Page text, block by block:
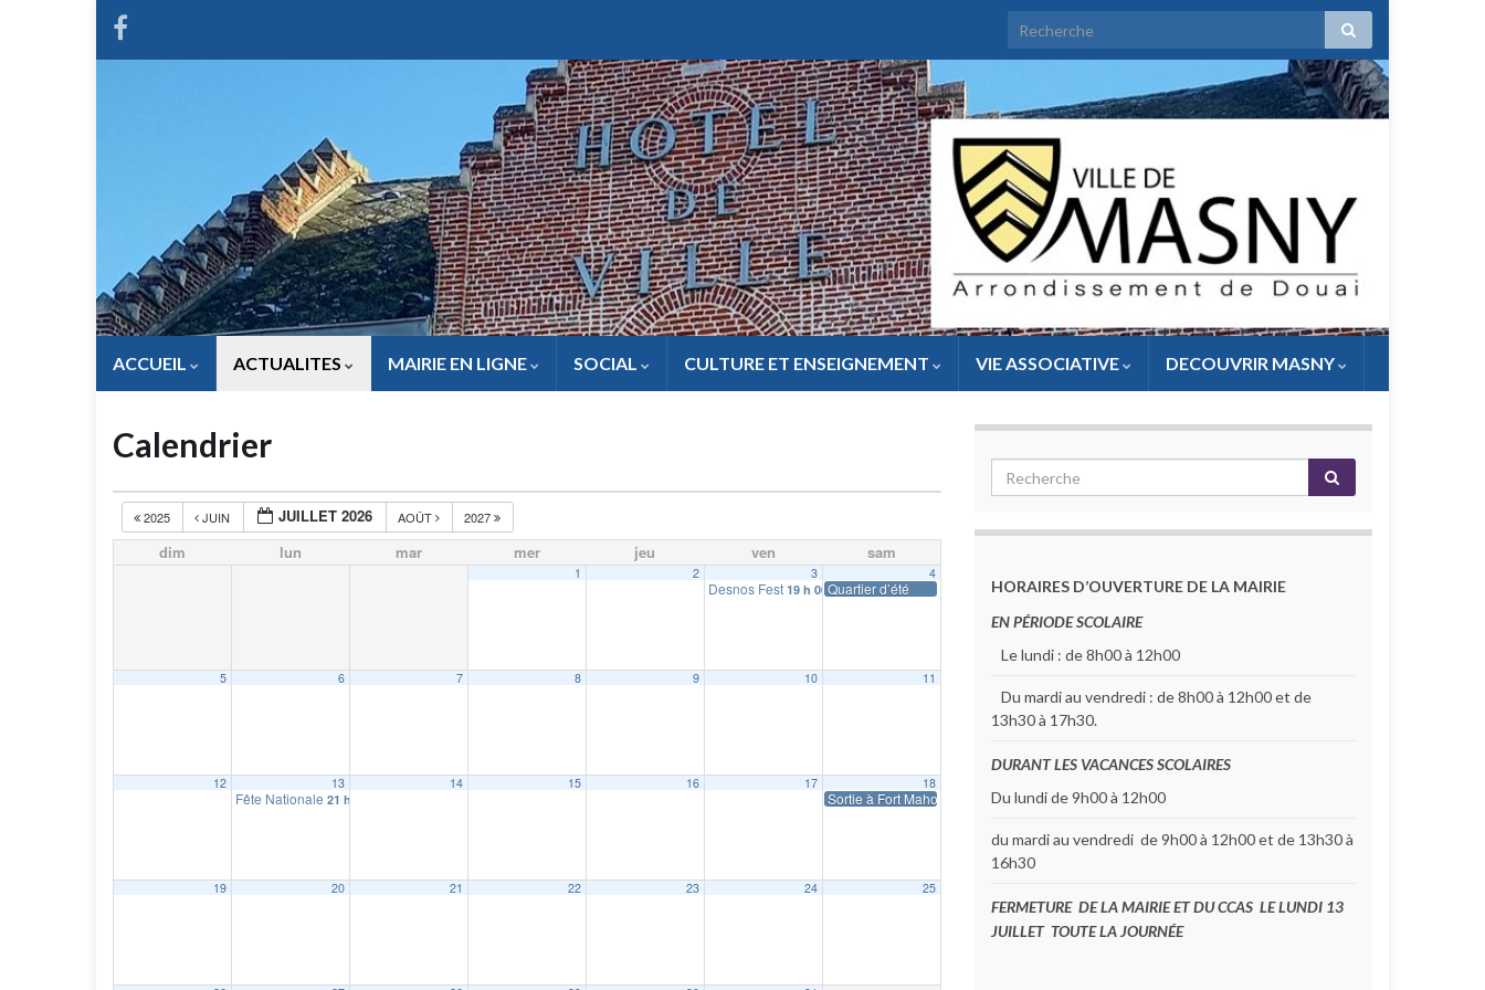
ACCUEIL ACTUALITES MAIRIE EN LIGNE SOCIAL CULTURE ET ENSEIGNEMENT VIE ASSOCIATIVE DECOUVRIR MASNY
Calendrier
2025 JUIN JUILLET 2026 AOÛT 2027
dim lun mar mer jeu ven sam
1 2 3
Desnos Fest 19 h 00 min
4
Quartier d’été
5 6 7 8 9 10 11
12 13
Fête Nationale 21 h 30 min
14 15 16 17 18
Sortie à Fort Mahon
19 20 21 22 23 24 25
HORAIRES D’OUVERTURE DE LA MAIRIE
EN PÉRIODE SCOLAIRE
Le lundi : de 8h00 à 12h00
Du mardi au vendredi : de 8h00 à 12h00 et de
13h30 à 17h30.
DURANT LES VACANCES SCOLAIRES
Du lundi de 9h00 à 12h00
du mardi au vendredi de 9h00 à 12h00 et de 13h30 à
16h30
FERMETURE DE LA MAIRIE ET DU CCAS LE LUNDI 13
JUILLET TOUTE LA JOURNÉE